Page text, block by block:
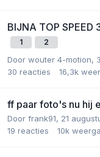
BIJNA TOP SPEED
1 2
Door wouter 4-motion,
30 reacties 16,3k
ff paar foto's nu hij
Door frank91, 21
19 reacties 10k